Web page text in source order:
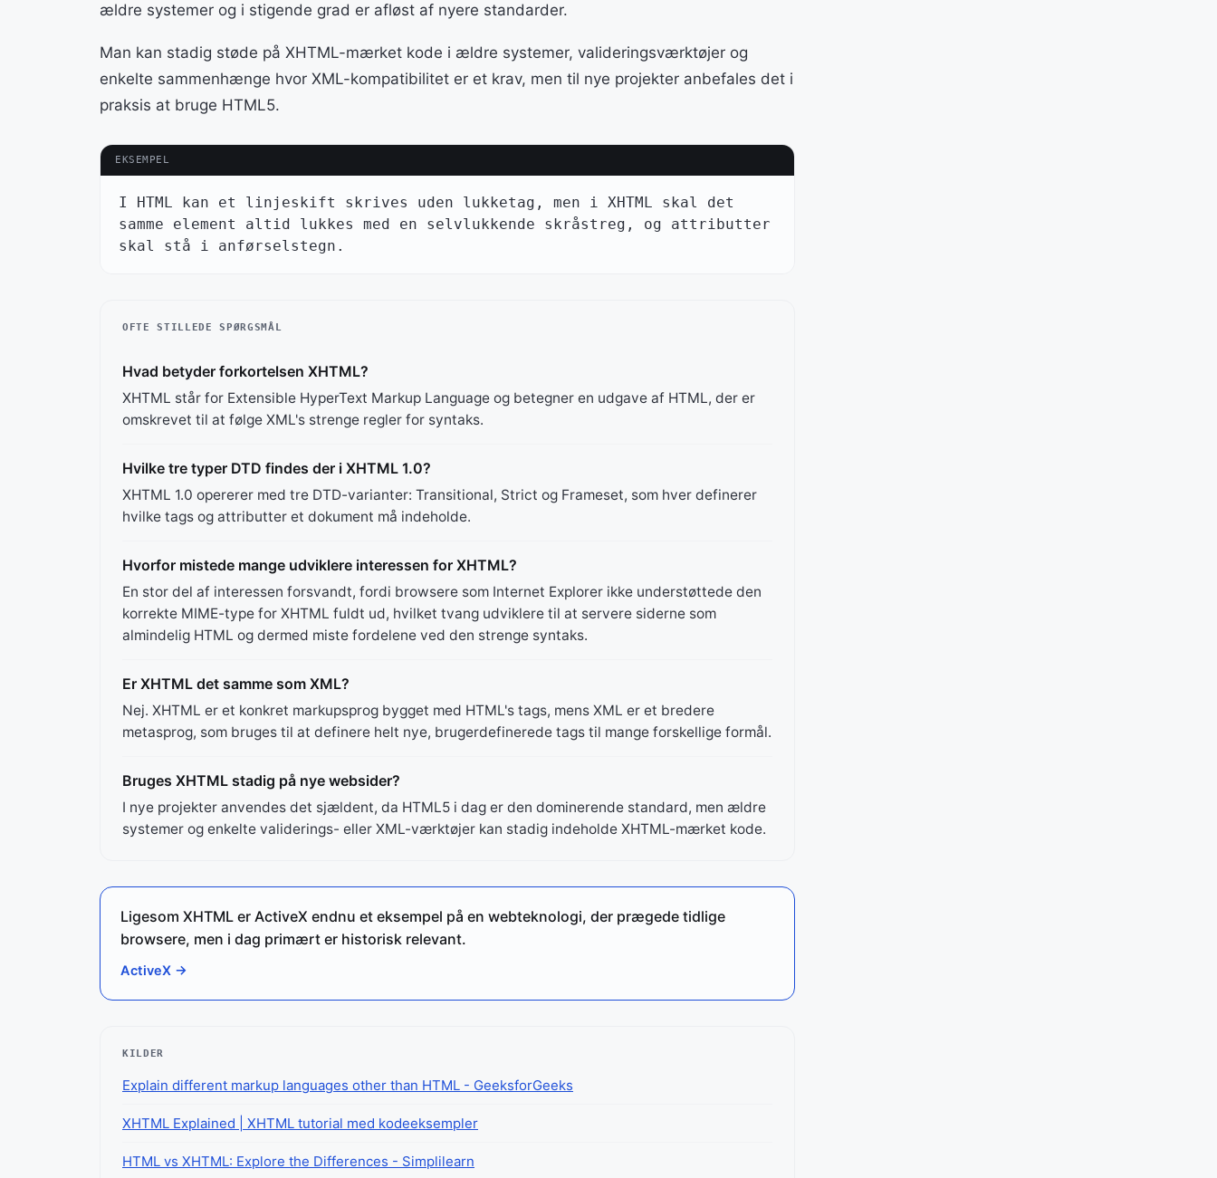
ældre systemer og i stigende grad er afløst af nyere standarder.
Man kan stadig støde på XHTML-mærket kode i ældre systemer, valideringsværktøjer og
enkelte sammenhænge hvor XML-kompatibilitet er et krav, men til nye projekter anbefales det i
praksis at bruge HTML5.
EKSEMPEL
I HTML kan et linjeskift skrives uden lukketag, men i XHTML skal det
samme element altid lukkes med en selvlukkende skråstreg, og attributter
skal stå i anførselstegn.
OFTE STILLEDE SPØRGSMÅL
Hvad betyder forkortelsen XHTML?
XHTML står for Extensible HyperText Markup Language og betegner en udgave af HTML, der er
omskrevet til at følge XML's strenge regler for syntaks.
Hvilke tre typer DTD findes der i XHTML 1.0?
XHTML 1.0 opererer med tre DTD-varianter: Transitional, Strict og Frameset, som hver definerer
hvilke tags og attributter et dokument må indeholde.
Hvorfor mistede mange udviklere interessen for XHTML?
En stor del af interessen forsvandt, fordi browsere som Internet Explorer ikke understøttede den
korrekte MIME-type for XHTML fuldt ud, hvilket tvang udviklere til at servere siderne som
almindelig HTML og dermed miste fordelene ved den strenge syntaks.
Er XHTML det samme som XML?
Nej. XHTML er et konkret markupsprog bygget med HTML's tags, mens XML er et bredere
metasprog, som bruges til at definere helt nye, brugerdefinerede tags til mange forskellige formål.
Bruges XHTML stadig på nye websider?
I nye projekter anvendes det sjældent, da HTML5 i dag er den dominerende standard, men ældre
systemer og enkelte validerings- eller XML-værktøjer kan stadig indeholde XHTML-mærket kode.
Ligesom XHTML er ActiveX endnu et eksempel på en webteknologi, der prægede tidlige
browsere, men i dag primært er historisk relevant.
ActiveX →
KILDER
Explain different markup languages other than HTML - GeeksforGeeks
XHTML Explained | XHTML tutorial med kodeeksempler
HTML vs XHTML: Explore the Differences - Simplilearn